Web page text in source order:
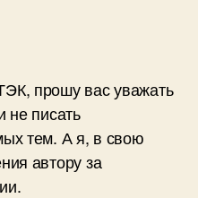
прошу вас уважать
не писать
тем. А я, в свою
автору за